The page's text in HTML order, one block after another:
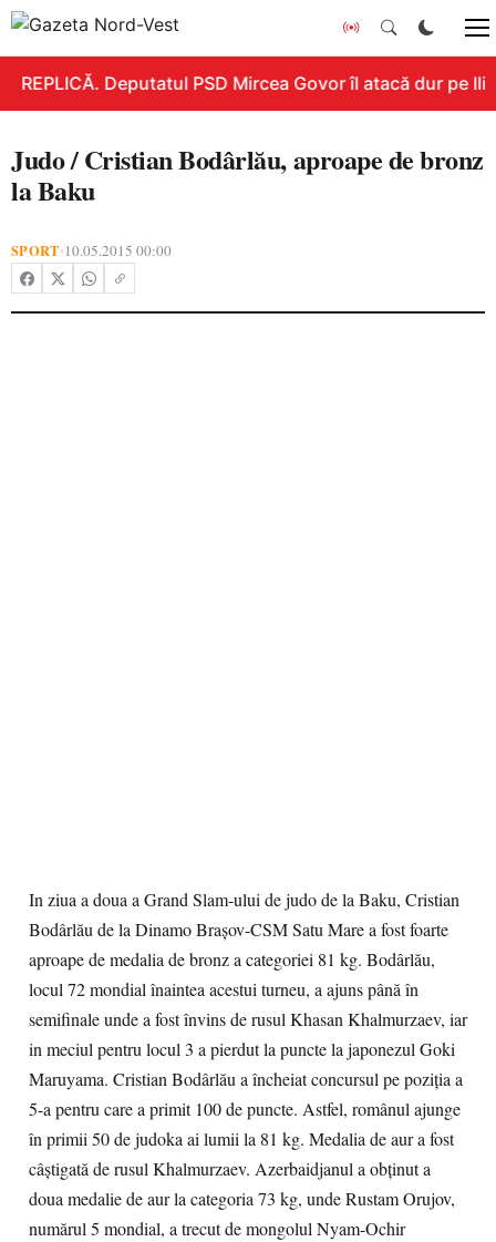
REPLICĂ. Deputatul PSD Mircea Govor îl atacă dur pe
Judo / Cristian Bodârlău, aproape de bronz
la Baku
SPORT•10.05.2015 00:00
In ziua a doua a Grand Slam-ului de judo de la Baku, Cristian
Bodârlău de la Dinamo Brașov-CSM Satu Mare a fost foarte
aproape de medalia de bronz a categoriei 81 kg. Bodârlău,
locul 72 mondial înaintea acestui turneu, a ajuns până în
semifinale unde a fost învins de rusul Khasan Khalmurzaev, iar
in meciul pentru locul 3 a pierdut la puncte la japonezul Goki
Maruyama. Cristian Bodârlău a încheiat concursul pe poziţia a
5-a pentru care a primit 100 de puncte. Astfel, românul ajunge
în primii 50 de judoka ai lumii la 81 kg. Medalia de aur a fost
câştigată de rusul Khalmurzaev. Azerbaidjanul a obţinut a
doua medalie de aur la categoria 73 kg, unde Rustam Orujov,
numărul 5 mondial, a trecut de mongolul Nyam-Ochir